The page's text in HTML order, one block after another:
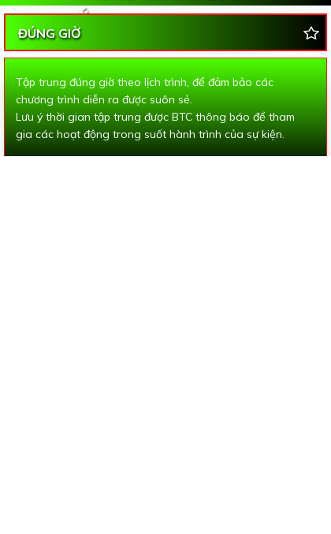
Ý
Tập trung đúng giờ theo lịch trình, để đảm bảo các
chương trình diễn ra được suôn sẻ.
Lưu ý thời gian tập trung được BTC thông báo để tham
gia các hoạt động trong suốt hành trình của sự kiện.
ĐÚNG GIỜ